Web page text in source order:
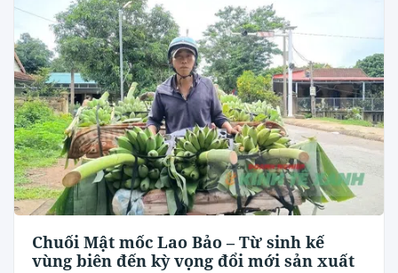
Chuối Mật mốc Lao Bảo – Từ sinh kế
vùng biên đến kỳ vọng đổi mới sản xuất